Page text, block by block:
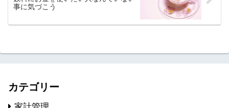
事に気づこう
カテゴリー